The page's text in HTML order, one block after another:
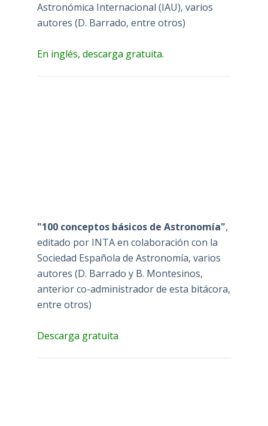
Astronómica Internacional (IAU), varios
autores (D. Barrado, entre otros)
En inglés, descarga gratuita.
"100 conceptos básicos de Astronomía",
editado por INTA en colaboración con la
Sociedad Española de Astronomía, varios
autores (D. Barrado y B. Montesinos,
anterior co-administrador de esta bitácora,
entre otros)
Descarga gratuita